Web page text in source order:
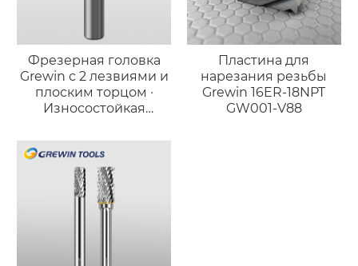
Фрезерная головка
Grewin с 2 лезвиями и
плоским торцом ·
Износостойкая
Пластина для
нарезания резьбы
Grewin 16ER-18NPT
GW001-V88